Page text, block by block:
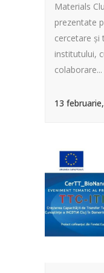
Materials
prezentate
cercetare și
institutului,
colaborare...
13